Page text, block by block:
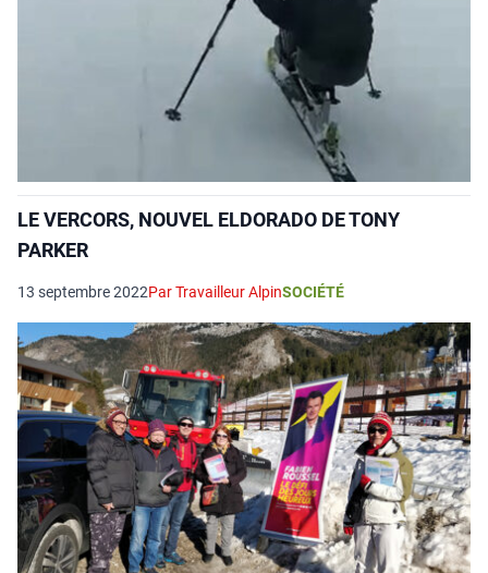
LE VERCORS, NOUVEL ELDORADO DE TONY
PARKER
13 septembre 2022Par Travailleur AlpinSOCIÉTÉ